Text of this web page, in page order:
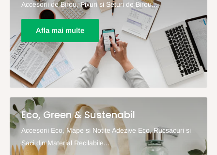
Accesorii de Birou, Pixuri si Seturi de Birou...
Afla mai multe
Eco, Green & Sustenabil
Accesorii Eco, Mape si Notite Adezive Eco, Rucsacuri si
Saci din Material Recilabile...